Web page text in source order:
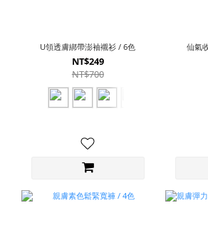
U領透膚綁帶澎袖襯衫 / 6色
NT$249
NT$700
仙氣